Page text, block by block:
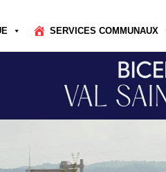
SERVICES COMMUNAUX